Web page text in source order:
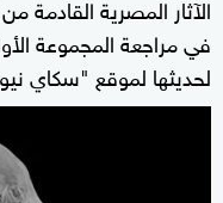
لحديثها لموقع "سكاي